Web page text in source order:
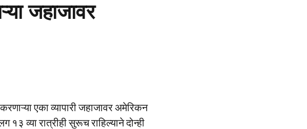
जहाजावर
एका व्यापारी जहाजावर अमेरिकन
१३ व्या रात्रीही सुरूच राहिल्याने दोन्ही